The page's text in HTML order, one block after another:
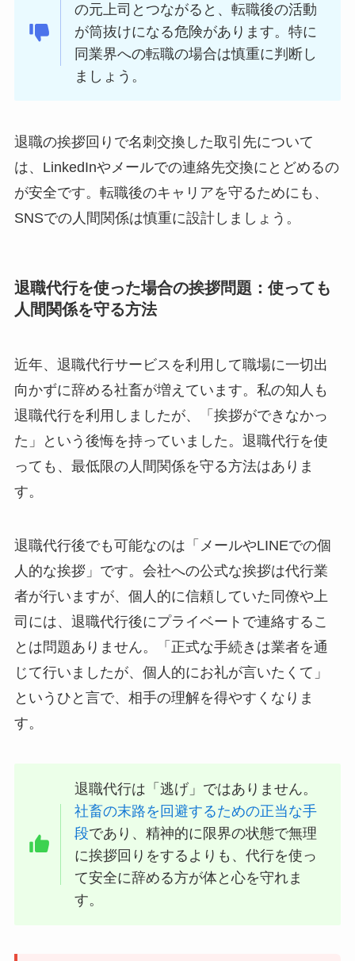
の元上司とつながると、転職後の活動
が筒抜けになる危険があります。特に
同業界への転職の場合は慎重に判断し
ましょう。
退職の挨拶回りで名刺交換した取引先について
は、LinkedInやメールでの連絡先交換にとどめるの
が安全です。転職後のキャリアを守るためにも、
SNSでの人間関係は慎重に設計しましょう。
退職代行を使った場合の挨拶問題：使っても
人間関係を守る方法
近年、退職代行サービスを利用して職場に一切出
向かずに辞める社畜が増えています。私の知人も
退職代行を利用しましたが、「挨拶ができなかっ
た」という後悔を持っていました。退職代行を使
っても、最低限の人間関係を守る方法はありま
す。
退職代行後でも可能なのは「メールやLINEでの個
人的な挨拶」です。会社への公式な挨拶は代行業
者が行いますが、個人的に信頼していた同僚や上
司には、退職代行後にプライベートで連絡するこ
とは問題ありません。「正式な手続きは業者を通
じて行いましたが、個人的にお礼が言いたくて」
というひと言で、相手の理解を得やすくなりま
す。
退職代行は「逃げ」ではありません。
社畜の末路を回避するための正当な手
段であり、精神的に限界の状態で無理
に挨拶回りをするよりも、代行を使っ
て安全に辞める方が体と心を守れま
す。